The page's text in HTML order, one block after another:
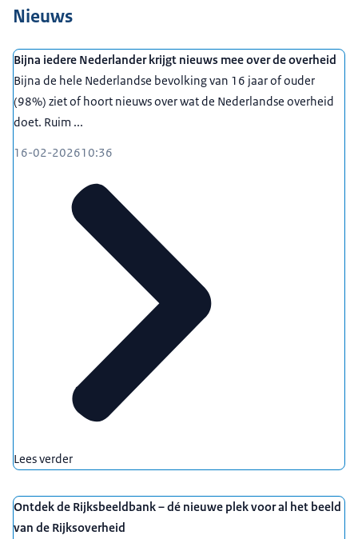
Nieuws
Bijna iedere Nederlander krijgt nieuws mee over de overheid
Bijna de hele Nederlandse bevolking van 16 jaar of ouder
(98%) ziet of hoort nieuws over wat de Nederlandse overheid
doet. Ruim ...
16-02-202610:36
Lees verder
Ontdek de Rijksbeeldbank – dé nieuwe plek voor al het beeld
van de Rijksoverheid